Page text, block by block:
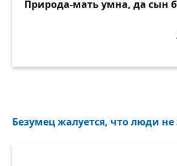
Природа-мать умна, да сын
Безумец жалуется, что люди не